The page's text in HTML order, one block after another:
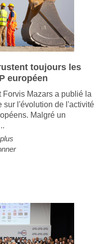
toujours les
européen
Mazars a publié la
sur l'évolution de l'activité
Malgré un